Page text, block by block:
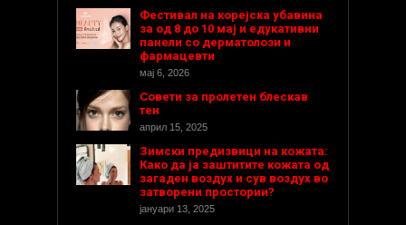
Фестивал на корејска убавина
за од 8 до 10 мај и едукативни
панели со дерматолози и
фармацевти
мај 6, 2026
Совети за пролетен блескав
тен
април 15, 2025
Зимски предизвици на кожата:
Како да ја заштитите кожата од
загаден воздух и сув воздух во
затворени простории?
јануари 13, 2025